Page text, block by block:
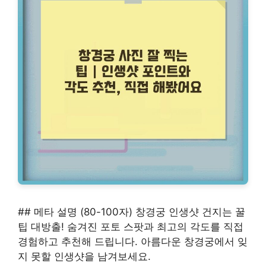
## 메타 설명 (80-100자) 창경궁 인생샷 건지는 꿀
팁 대방출! 숨겨진 포토 스팟과 최고의 각도를 직접
경험하고 추천해 드립니다. 아름다운 창경궁에서 잊
지 못할 인생샷을 남겨보세요.